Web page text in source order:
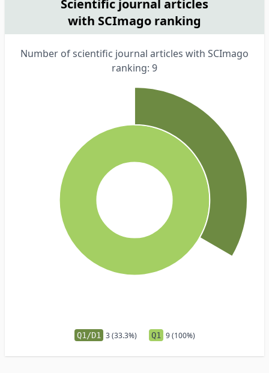
Scientific journal articles
with SCImago ranking
Number of scientific journal articles with SCImago
ranking: 9
Q1/D1 3 (33.3%) Q1 9 (100%)